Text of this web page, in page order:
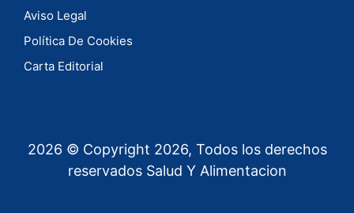
Aviso Legal
Política De Cookies
Carta Editorial
2026 © Copyright 2026, Todos los derechos
reservados Salud Y Alimentacion